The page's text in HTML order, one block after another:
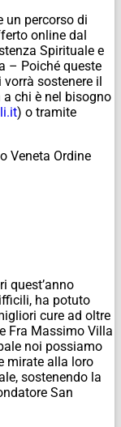
un percorso di
online dal
Spirituale e
– Poiché queste
sostenere il
chi è nel bisogno
) o tramite
Veneta Ordine
quest’anno
ha potuto
cure ad oltre
Fra Massimo Villa
noi possiamo
mirate alla loro
sostenendo la
San